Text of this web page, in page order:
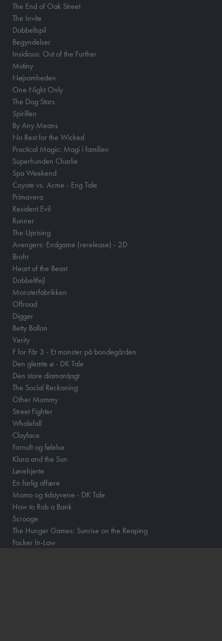
The End of Oak Street
The Invite
Dobbeltspil
Begyndelser
Insidious: Out of the Further
Mutiny
Nøjsomheden
One Night Only
The Dog Stars
Spirillen
By Any Means
No Rest for the Wicked
Practical Magic: Magi i familien
Superhunden Charlie
Spa Weekend
Coyote vs. Acme - Eng Tale
Primavera
Resident Evil
Runner
The Uprising
Avengers: Endgame (rerelease) - 2D
Brohr
Heart of the Beast
Dobbeltfejl
Monsterfabrikken
Offroad
Digger
Betty Ballon
Verity
F for Får 3 - Et monster på bondegården
Den glemte ø - DK Tale
Den store diamantjagt
The Social Reckoning
Other Mommy
Street Fighter
Whalefall
Clayface
Fornuft og følelse
Klara and the Sun
Løvehjerte
En farlig affære
Momo og tidstyvene - DK Tale
How to Rob a Bank
Scrooge
The Hunger Games: Sunrise on the Reaping
Focker In-Law